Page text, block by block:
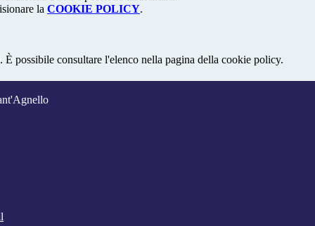
la COOKIE POLICY.
possibile consultare l'elenco nella pagina della cookie policy.